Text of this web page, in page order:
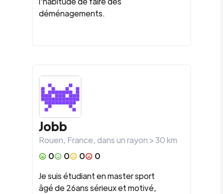
déménagements.
Jobb
Rouen, France, dans un rayon >30km
0
0 0
0
Je suis étudiant en master sport
âgé de 26ans sérieux et motivé,